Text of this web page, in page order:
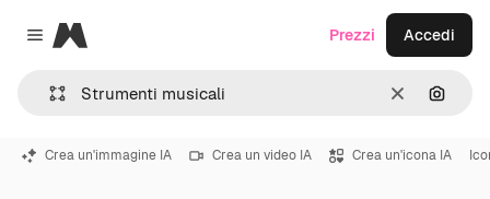
Close menu
Magnific
CancellaCerca
Prezzi Accedi
Crea un'immagine IA Crea un video IA Crea un'icona IA